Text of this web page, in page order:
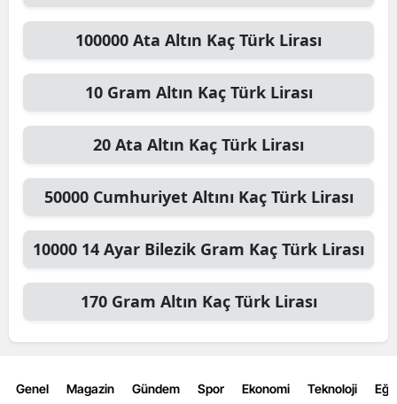
100000 Ata Altın Kaç Türk Lirası
10 Gram Altın Kaç Türk Lirası
20 Ata Altın Kaç Türk Lirası
50000 Cumhuriyet Altını Kaç Türk Lirası
10000 14 Ayar Bilezik Gram Kaç Türk Lirası
170 Gram Altın Kaç Türk Lirası
Genel Magazin Gündem Spor Ekonomi Teknoloji